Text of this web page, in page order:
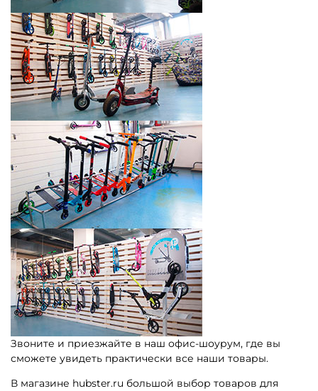
Звоните и приезжайте в наш офис-шоурум, где вы
сможете увидеть практически все наши товары.
В магазине hubster.ru большой выбор товаров для